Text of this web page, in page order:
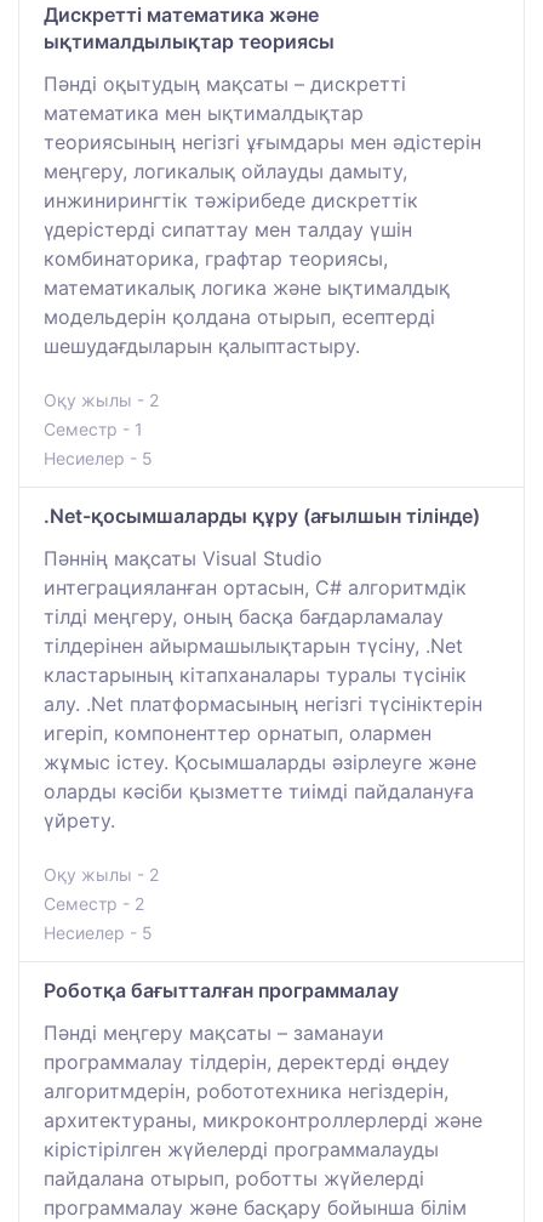
Дискретті математика және
ықтималдылықтар теориясы
Пәнді оқытудың мақсаты – дискретті
математика мен ықтималдықтар
теориясының негізгі ұғымдары мен әдістерін
меңгеру, логикалық ойлауды дамыту,
инжинирингтік тәжірибеде дискреттік
үдерістерді сипаттау мен талдау үшін
комбинаторика, графтар теориясы,
математикалық логика және ықтималдық
модельдерін қолдана отырып, есептерді
шешудағдыларын қалыптастыру.
Оқу жылы - 2
Семестр - 1
Несиелер - 5
.Net-қосымшаларды құру (ағылшын тілінде)
Пәннің мақсаты Visual Studio
интеграцияланған ортасын, С# алгоритмдік
тілді меңгеру, оның басқа бағдарламалау
тілдерінен айырмашылықтарын түсіну, .Net
кластарының кітапханалары туралы түсінік
алу. .Net платформасының негізгі түсініктерін
игеріп, компоненттер орнатып, олармен
жұмыс істеу. Қосымшаларды әзірлеуге және
оларды кәсіби қызметте тиімді пайдалануға
үйрету.
Оқу жылы - 2
Семестр - 2
Несиелер - 5
Роботқа бағытталған программалау
Пәнді меңгеру мақсаты – заманауи
программалау тілдерін, деректерді өңдеу
алгоритмдерін, робототехника негіздерін,
архитектураны, микроконтроллерлерді және
кірістірілген жүйелерді программалауды
пайдалана отырып, роботты жүйелерді
программалау және басқару бойынша білім